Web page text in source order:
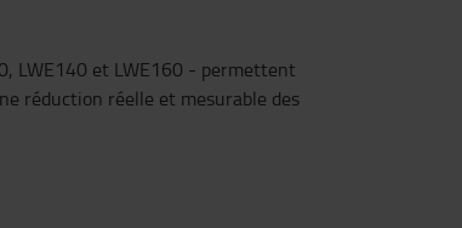
LWE140 et LWE160 - permettent
réduction réelle et mesurable des